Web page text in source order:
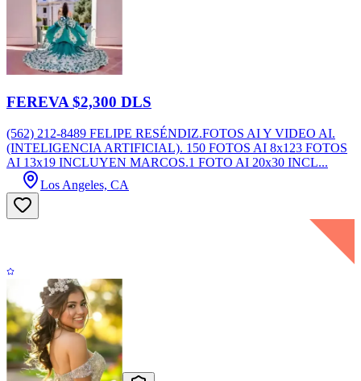
FEREVA $2,300 DLS
(562) 212-8489 FELIPE RESÉNDIZ.FOTOS AI Y VIDEO AI.
(INTELIGENCIA ARTIFICIAL). 150 FOTOS AI 8x123 FOTOS
AI 13x19 INCLUYEN MARCOS.1 FOTO AI 20x30 INCL...
Los Angeles, CA